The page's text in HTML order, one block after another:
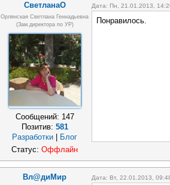
СветланаО Дата: Пн, 21.01.2013,
Орлянская Светлана Геннадьевна
(зам.директора по УР)
Сообщений: 147
Позитив: 581
Разработки
Блог
Понравилось.
Статус: Оффлайн
Вл@диМир Дата: Вт, 22.01.2013,